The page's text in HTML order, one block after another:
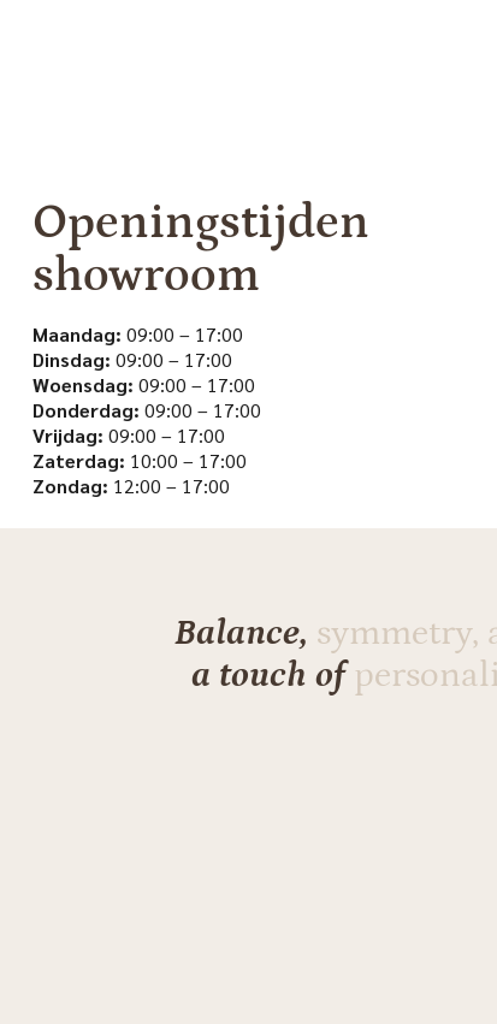
Openingstijden
showroom
Maandag: 09:00 – 17:00
Dinsdag: 09:00 – 17:00
Woensdag: 09:00 – 17:00
Donderdag: 09:00 – 17:00
Vrijdag: 09:00 – 17:00
Zaterdag: 10:00 – 17:00
Zondag: 12:00 – 17:00
Balance, symmetry,
a touch of